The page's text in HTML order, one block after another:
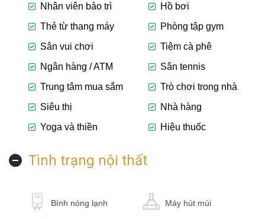
Nhân viên bảo trì
Hồ bơi
Thẻ từ thang máy
Phòng tập gym
Sân vui chơi
Tiệm cà phê
Ngân hàng / ATM
Sân tennis
Trung tâm mua sắm
Trò chơi trong nhà
Siêu thị
Nhà hàng
Yoga và thiền
Hiệu thuốc
Tình trạng nội thất
Bình nóng lạnh Máy hút mùi